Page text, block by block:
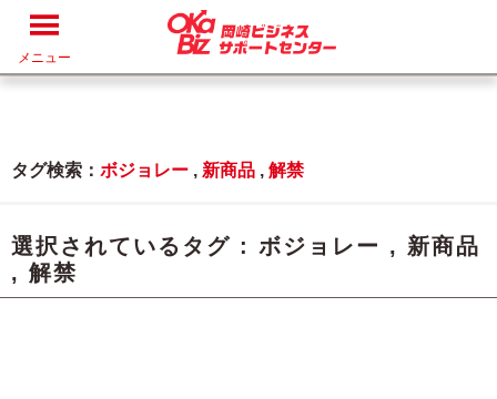
メニュー
タグ検索： ボジョレー , 新商品 , 解禁
選択されているタグ : ボジョレー , 新商品
, 解禁